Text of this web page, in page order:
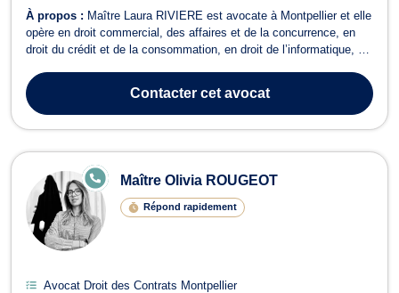
À propos : Maître Laura RIVIERE est avocate à Montpellier et elle
opère en droit commercial, des affaires et de la concurrence, en
droit du crédit et de la consommation, en droit de l’informatique, en
ce qui est du droit de la famille, Maître Laura Rivière intervient d...
Contactercet avocat
Maître Olivia ROUGEOT
Répond rapidement
E
N
N
E
Avocat Droit des Contrats Montpellier